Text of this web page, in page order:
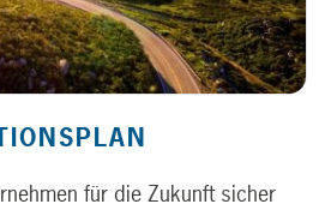
für die Zukunft sicher